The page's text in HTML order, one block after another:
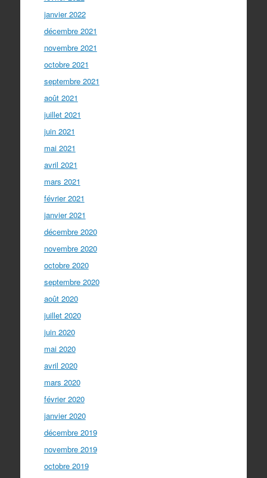
janvier 2022
décembre 2021
novembre 2021
octobre 2021
septembre 2021
août 2021
juillet 2021
juin 2021
mai 2021
avril 2021
mars 2021
février 2021
janvier 2021
décembre 2020
novembre 2020
octobre 2020
septembre 2020
août 2020
juillet 2020
juin 2020
mai 2020
avril 2020
mars 2020
février 2020
janvier 2020
décembre 2019
novembre 2019
octobre 2019